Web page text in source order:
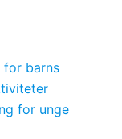
for barns
for unge